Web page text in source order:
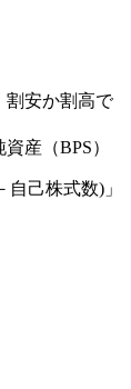
割安か割高で
産（BPS）
己株式数)」